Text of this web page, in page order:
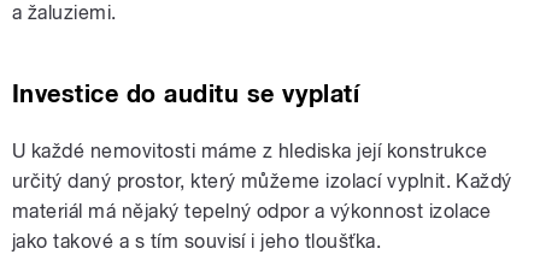
a žaluziemi.
Investice do auditu se vyplatí
U každé nemovitosti máme z hlediska její konstrukce
určitý daný prostor, který můžeme izolací vyplnit. Každý
materiál má nějaký tepelný odpor a výkonnost izolace
jako takové a s tím souvisí i jeho tloušťka.